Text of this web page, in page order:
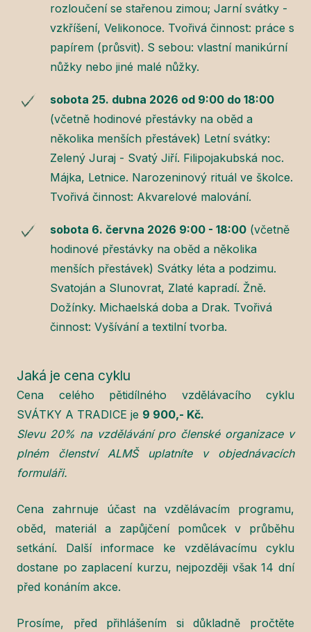
rozloučení se stařenou zimou; Jarní svátky -
vzkříšení, Velikonoce. Tvořivá činnost: práce s
papírem (průsvit). S sebou: vlastní manikúrní
nůžky nebo jiné malé nůžky.
sobota 25. dubna 2026 od 9:00 do 18:00
(včetně hodinové přestávky na oběd a
několika menších přestávek) Letní svátky:
Zelený Juraj - Svatý Jiří. Filipojakubská noc.
Májka, Letnice. Narozeninový rituál ve školce.
Tvořivá činnost: Akvarelové malování.
sobota 6. června 2026 9:00 - 18:00 (včetně
hodinové přestávky na oběd a několika
menších přestávek) Svátky léta a podzimu.
Svatoján a Slunovrat, Zlaté kapradí. Žně.
Dožínky. Michaelská doba a Drak. Tvořivá
činnost: Vyšívání a textilní tvorba.
Jaká je cena cyklu
Cena celého pětidílného vzdělávacího cyklu
SVÁTKY A TRADICE je 9 900,- Kč.
Slevu 20% na vzdělávání pro členské organizace v
plném členství ALMŠ uplatníte v objednávacích
formuláři.
Cena zahrnuje účast na vzdělávacím programu,
oběd, materiál a zapůjčení pomůcek v průběhu
setkání. Další informace ke vzdělávacímu cyklu
dostane po zaplacení kurzu, nejpozději však 14 dní
před konáním akce.
Prosíme, před přihlášením si důkladně pročtěte